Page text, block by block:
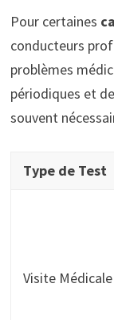
Pour certaines
conducteurs
problèmes
périodiques et
souvent
Type de Test
Visite Médicale